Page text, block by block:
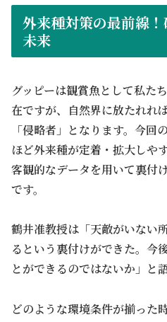
外来種対策の最前線
未来
グッピーは観賞魚として私た
在ですが、自然界に放たれれ
「侵略者」となります。今
ほど外来種が定着・拡大しや
客観的なデータを用いて裏付
です。
鶴井准教授は「天敵がいない
るという裏付けができた。今
とができるのではないか」と
どのような環境条件が揃った